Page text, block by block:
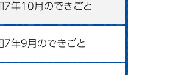
7年10月のできごと
7年9月のできごと